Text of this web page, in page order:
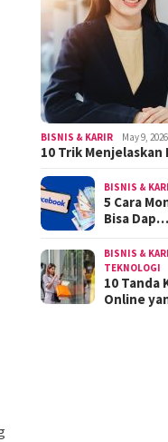
BISNIS & KARIR May 9, 2026
10 Trik
BISNIS &
5 Cara
Bisa Dap…
BISNIS &
TEKNOLOGI
10 Tanda
Online